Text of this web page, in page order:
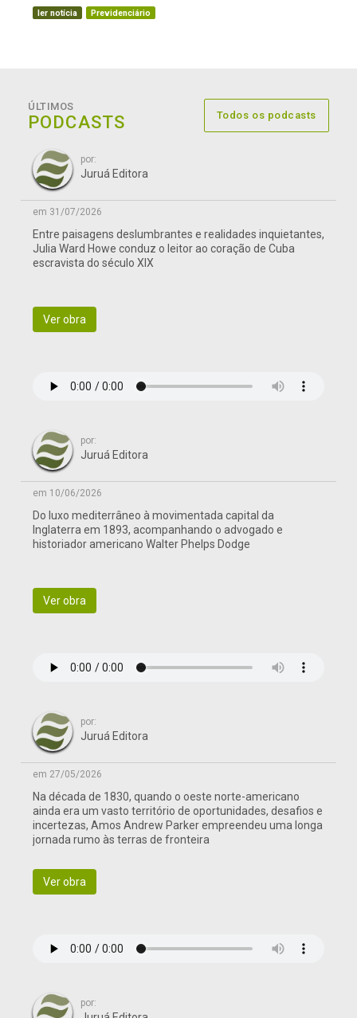
ler notícia Previdenciário
ÚLTIMOS
PODCASTS Todos os podcasts
por:
Juruá Editora
em 31/07/2026
Entre paisagens deslumbrantes e realidades inquietantes,
Julia Ward Howe conduz o leitor ao coração de Cuba
escravista do século XIX
Ver obra
por:
Juruá Editora
em 10/06/2026
Do luxo mediterrâneo à movimentada capital da
Inglaterra em 1893, acompanhando o advogado e
historiador americano Walter Phelps Dodge
Ver obra
por:
Juruá Editora
em 27/05/2026
Na década de 1830, quando o oeste norte-americano
ainda era um vasto território de oportunidades, desafios e
incertezas, Amos Andrew Parker empreendeu uma longa
jornada rumo às terras de fronteira
Ver obra
por: